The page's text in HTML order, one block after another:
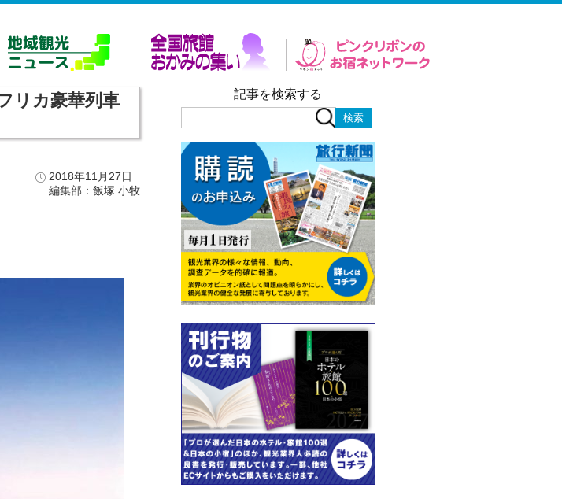
リカ豪華列車
2018年11月27日
編集部：飯塚 小牧
記事を検索する